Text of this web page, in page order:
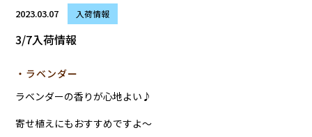
2023.03.07 入荷情報
3/7入荷情報
・ラベンダー
ラベンダーの香りが心地よい♪
寄せ植えにもおすすめですよ～